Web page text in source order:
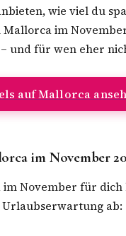
wie viel du
im
und für wen eher
auf Mallorca
im November
im November für
ab: